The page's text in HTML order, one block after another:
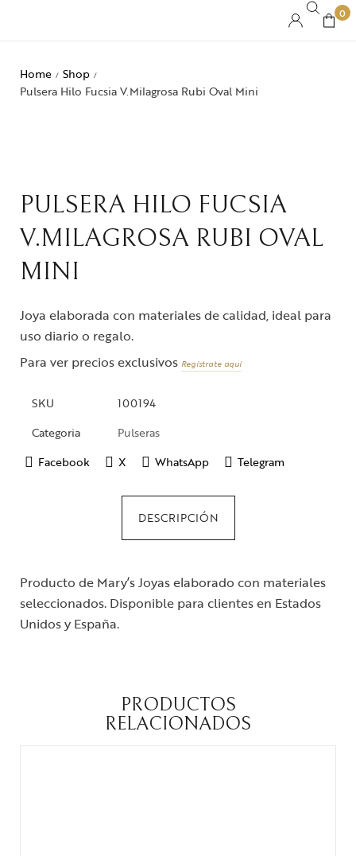
0
Home / Shop /
Pulsera Hilo Fucsia V.Milagrosa Rubi Oval Mini
PULSERA HILO FUCSIA
V.MILAGROSA RUBI OVAL
MINI
Joya elaborada con materiales de calidad, ideal para
uso diario o regalo.
Para ver precios exclusivos Regístrate aquí
SKU
100194
Categoria
Pulseras
Facebook
X WhatsApp Telegram
DESCRIPCIÓN
Producto de Mary’s Joyas elaborado con materiales
seleccionados. Disponible para clientes en Estados
Unidos y España.
PRODUCTOS
RELACIONADOS